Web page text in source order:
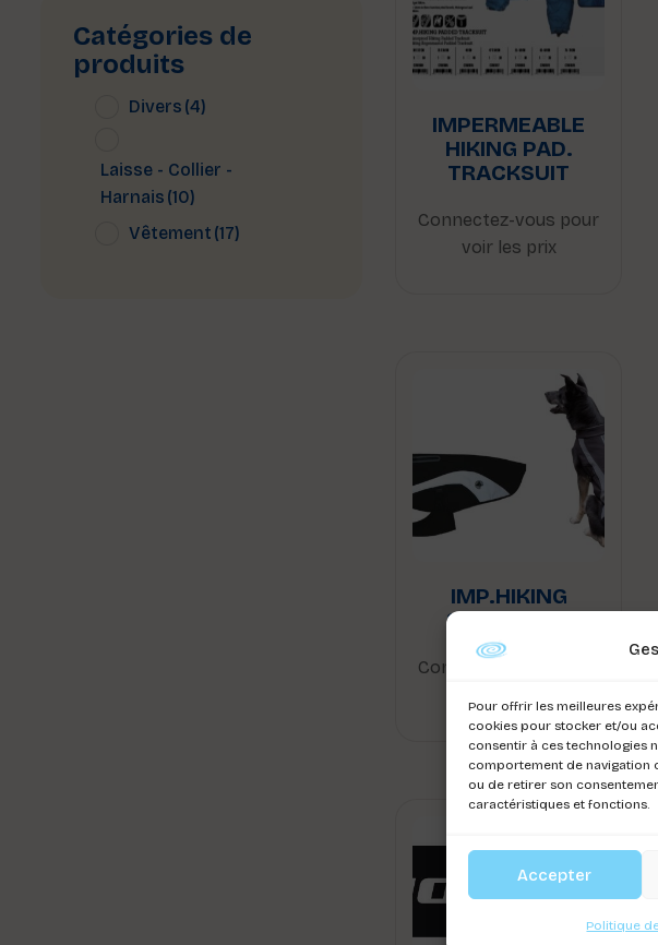
Pour offrir les meilleures
cookies pour stocker et/ou
consentir à ces technologies
comportement de navigation
ou de retirer son
caractéristiques et fonctions.
Accepter
Politique
Catégories de
produits
Divers (4)
Laisse - Collier -
Harnais (10)
Vêtement (17)
IMPERMEABLE
HIKING PAD.
TRACKSUIT
Connectez-vous pour
voir les prix
IMP.HIKING
SNOWCOAT
Connectez-vous pour